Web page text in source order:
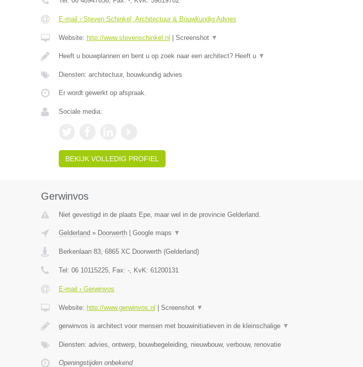
E-mail › Steven Schinkel, Architectuur & Bouwkundig Advies
Website: http://www.stevenschinkel.nl Screenshot ▼
Heeft u bouwplannen en bent u op zoek naar een architect? Heeft u ▼
Diensten: architectuur, bouwkundig advies
Er wordt gewerkt op afspraak.
Sociale media:
BEKIJK VOLLEDIG PROFIEL
Gerwinvos
Niet gevestigd in de plaats Epe, maar wel in de provincie Gelderland.
Gelderland » Doorwerth| Google maps ▼
Berkenlaan 83, 6865 XC Doorwerth(Gelderland)
Tel: 06 10115225, Fax: -, KvK: 61200131
E-mail › Gerwinvos
Website: http://www.gerwinvos.nl Screenshot ▼
gerwinvos is architect voor mensen met bouwinitiatieven in de kleinschalige ▼
Diensten: advies, ontwerp, bouwbegeleiding, nieuwbouw, verbouw, renovatie
Openingstijden onbekend